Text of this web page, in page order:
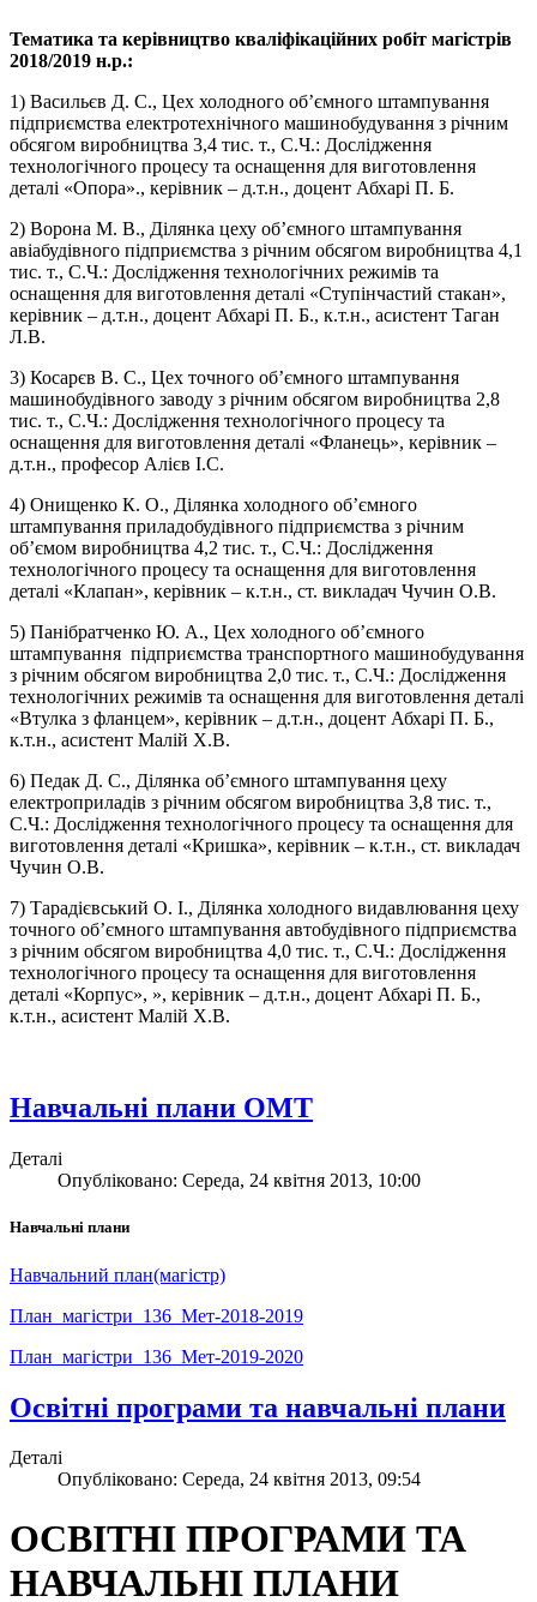
Тематика та керівництво кваліфікаційних робіт магістрів
2018/2019 н.р.:
1) Васильєв Д. С., Цех холодного об’ємного штампування
підприємства електротехнічного машинобудування з річним
обсягом виробництва 3,4 тис. т., С.Ч.: Дослідження
технологічного процесу та оснащення для виготовлення
деталі «Опора»., керівник – д.т.н., доцент Абхарі П. Б.
2) Ворона М. В., Ділянка цеху об’ємного штампування
авіабудівного підприємства з річним обсягом виробництва 4,1
тис. т., С.Ч.: Дослідження технологічних режимів та
оснащення для виготовлення деталі «Ступінчастий стакан»,
керівник – д.т.н., доцент Абхарі П. Б., к.т.н., асистент Таган
Л.В.
3) Косарєв В. С., Цех точного об’ємного штампування
машинобудівного заводу з річним обсягом виробництва 2,8
тис. т., С.Ч.: Дослідження технологічного процесу та
оснащення для виготовлення деталі «Фланець», керівник –
д.т.н., професор Алієв І.С.
4) Онищенко К. О., Ділянка холодного об’ємного
штампування приладобудівного підприємства з річним
об’ємом виробництва 4,2 тис. т., С.Ч.: Дослідження
технологічного процесу та оснащення для виготовлення
деталі «Клапан», керівник – к.т.н., ст. викладач Чучин О.В.
5) Панібратченко Ю. А., Цех холодного об’ємного
штампування підприємства транспортного машинобудування
з річним обсягом виробництва 2,0 тис. т., С.Ч.: Дослідження
технологічних режимів та оснащення для виготовлення деталі
«Втулка з фланцем», керівник – д.т.н., доцент Абхарі П. Б.,
к.т.н., асистент Малій Х.В.
6) Педак Д. С., Ділянка об’ємного штампування цеху
електроприладів з річним обсягом виробництва 3,8 тис. т.,
С.Ч.: Дослідження технологічного процесу та оснащення для
виготовлення деталі «Кришка», керівник – к.т.н., ст. викладач
Чучин О.В.
7) Тарадієвський О. І., Ділянка холодного видавлювання цеху
точного об’ємного штампування автобудівного підприємства
з річним обсягом виробництва 4,0 тис. т., С.Ч.: Дослідження
технологічного процесу та оснащення для виготовлення
деталі «Корпус», », керівник – д.т.н., доцент Абхарі П. Б.,
к.т.н., асистент Малій Х.В.
Навчальні плани ОМТ
Деталі
Опубліковано: Середа, 24 квітня 2013, 10:00
Навчальні плани
Навчальний план(магістр)
План_магістри_136_Мет-2018-2019
План_магістри_136_Мет-2019-2020
Освітні програми та навчальні плани
Деталі
Опубліковано: Середа, 24 квітня 2013, 09:54
ОСВІТНІ ПРОГРАМИ ТА
НАВЧАЛЬНІ ПЛАНИ